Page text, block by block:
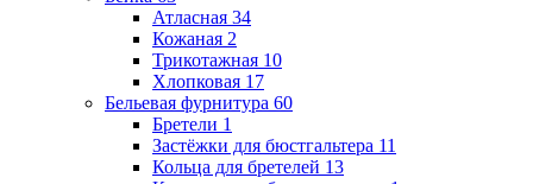
Атласная 34
Кожаная 2
Трикотажная 10
Хлопковая 17
Бельевая фурнитура 60
Бретели 1
Застёжки для бюстгальтера 11
Кольца для бретелей 13